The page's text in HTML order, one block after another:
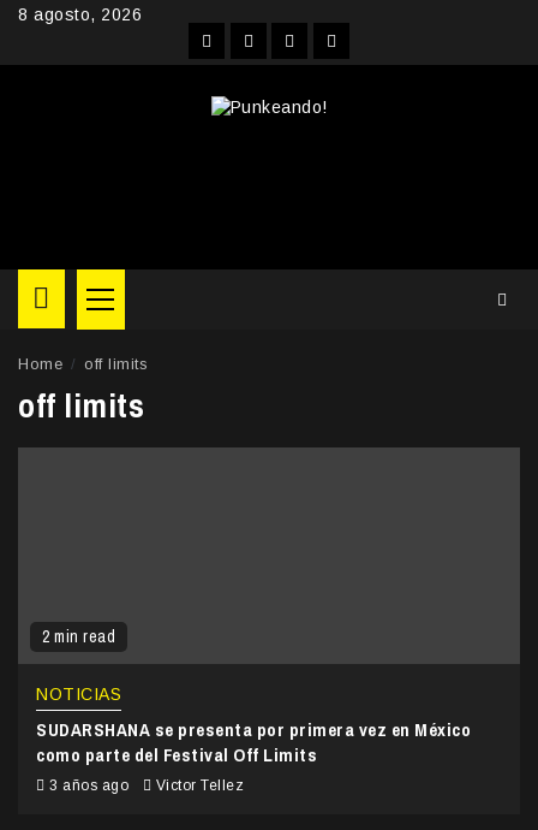
Skip8 agosto, 2026
FacebookInstagram
YouTubeTwitter
Primary
Menu
Home off limits
off limits
2 min read
NOTICIAS
SUDARSHANA se presenta por primera vez en México
como parte del Festival Off Limits
3 años ago Victor Tellez